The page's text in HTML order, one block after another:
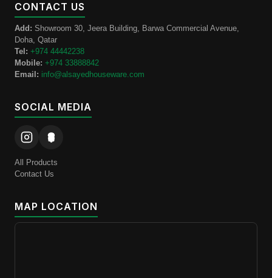
CONTACT US
Add: Showroom 30, Jeera Building, Barwa Commercial Avenue,
Doha, Qatar
Tel: +974 44442238
Mobile: +974 33888842
Email: info@alsayedhouseware.com
SOCIAL MEDIA
All Products
Contact Us
MAP LOCATION